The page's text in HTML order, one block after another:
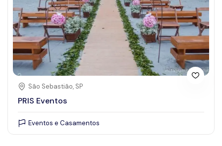
São Sebastião, SP
PRIS Eventos
Eventos e Casamentos